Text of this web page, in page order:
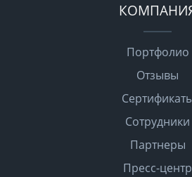
Портфолио
Отзывы
Сотрудники
Партнеры
Пресс-центр